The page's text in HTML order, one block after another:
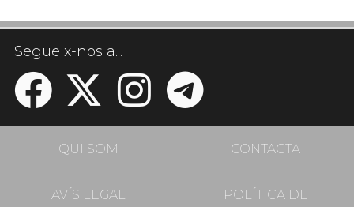
Segueix-nos a...
QUI SOM CONTACTA
AVÍS LEGAL
POLÍTICA DE